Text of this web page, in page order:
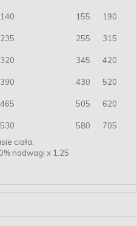
140 155 190
235 255 315
320 345 420
390 430 520
465 505 620
530 580
705
ciała:
nadwagi x 1,25